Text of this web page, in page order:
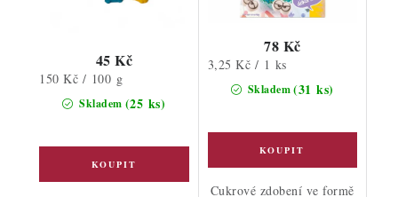
Skladem (25 ks)
45 Kč
Měrná
cena:
150 Kč / 100 g
Skladem(31 ks)
78 Kč
Měrná
cena:
3,25 Kč / 1 ks
Cukrové zdobení ve formě